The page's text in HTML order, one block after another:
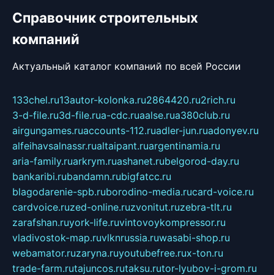
Справочник строительных
компаний
Актуальный каталог компаний по всей России
133chel.ru13autor-kolonka.ru2864420.ru2rich.ru
3-d-file.ru3d-file.rua-cdc.ruaalse.rua380club.ru
airgungames.ruaccounts-112.ruadler-jun.ruadonyev.ru
alfeihavsalnassr.rualtaipant.ruargentinamia.ru
aria-family.ruarkrym.ruashanet.rubelgorod-day.ru
bankaribi.rubandamn.rubigfatcc.ru
blagodarenie-spb.ruborodino-media.rucard-voice.ru
cardvoice.ruzed-online.ruzvonitut.ruzebra-tlt.ru
zarafshan.ruyork-life.ruvintovoykompressor.ru
vladivostok-map.ruvlknrussia.ruwasabi-shop.ru
webamator.ruzaryna.ruyoutubefree.rux-ton.ru
trade-farm.rutajuncos.rutaksu.rutor-lyubov-i-grom.ru